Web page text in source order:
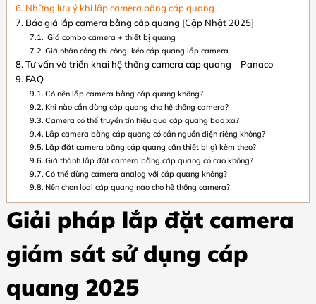
Những lưu ý khi lắp camera bằng cáp quang
Báo giá lắp camera bằng cáp quang [Cập Nhật 2025]
Giá combo camera + thiết bị quang
Giá nhân công thi công, kéo cáp quang lắp camera
Tư vấn và triển khai hệ thống camera cáp quang – Panaco
FAQ
Có nên lắp camera bằng cáp quang không?
Khi nào cần dùng cáp quang cho hệ thống camera?
Camera có thể truyền tín hiệu qua cáp quang bao xa?
Lắp camera bằng cáp quang có cần nguồn điện riêng không?
Lắp đặt camera bằng cáp quang cần thiết bị gì kèm theo?
Giá thành lắp đặt camera bằng cáp quang có cao không?
Có thể dùng camera analog với cáp quang không?
Nên chọn loại cáp quang nào cho hệ thống camera?
Giải pháp lắp đặt camera
giám sát sử dụng cáp
quang 2025